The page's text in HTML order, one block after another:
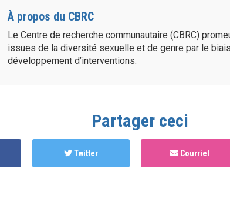
À propos du CBRC
Le Centre de recherche communautaire (CBRC)
issues de la diversité sexuelle et de genre par le
développement d’interventions.
Partager ceci
Twitter Courriel